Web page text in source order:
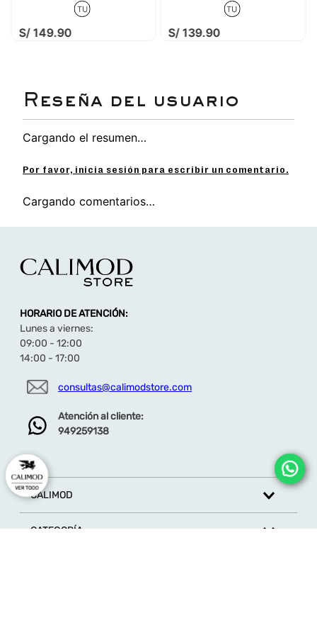
TU
S/ 149.90
TU
S/ 139.90
Cargando el resumen…
Por favor, inicia sesión para escribir un comentario.
Cargando comentarios…
HORARIO DE ATENCIÓN:
Lunes a viernes:
09:00 - 12:00
14:00 - 17:00
consultas@calimodstore.com
Atención al cliente:
949259138
CALIMOD
CATEGORÍA